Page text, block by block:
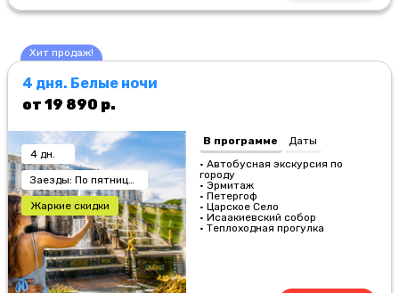
Хит продаж!
4 дня. Белые ночи
от 19 890 р.
4 дн.
Жаркие скидки
В программе
Даты
• Автобусная экскурсия по
городу
• Эрмитаж
• Петергоф
• Царское Село
• Исаакиевский собор
• Теплоходная прогулка